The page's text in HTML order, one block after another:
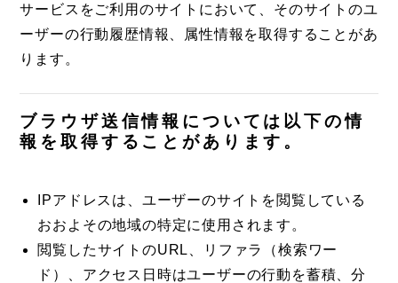
サービスをご利用のサイトにおいて、そのサイトのユ
ーザーの行動履歴情報、属性情報を取得することがあ
ります。
ブラウザ送信情報については以下の情
報を取得することがあります。
IPアドレスは、ユーザーのサイトを閲覧している
おおよその地域の特定に使用されます。
閲覧したサイトのURL、リファラ（検索ワー
ド）、アクセス日時はユーザーの行動を蓄積、分